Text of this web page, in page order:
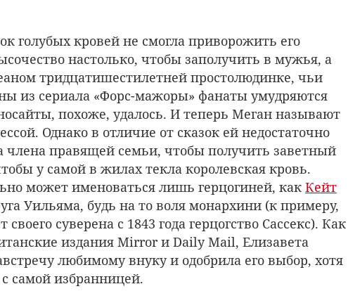
голубых кровей не смогла приворожить его
настолько, чтобы заполучить в мужья, а
тридцатишестилетней простолюдинке, чьи
из сериала «Форс-мажоры» фанаты умудряются
похоже, удалось. И теперь Меган называют
Однако в отличие от сказок ей недостаточно
члена правящей семьи, чтобы получить заветный
у самой в жилах текла королевская кровь.
может именоваться лишь герцогиней, как Кейт
Уильяма, будь на то воля монархини (к примеру,
суверена с 1843 года герцогство Сассекс). Как
издания Mirror и Daily Mail, Елизавета
любимому внуку и одобрила его выбор, хотя
самой избранницей.